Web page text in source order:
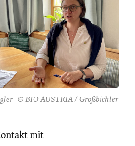
BIO AUSTRIA / Großbichler
mit